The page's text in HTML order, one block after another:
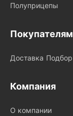
Полуприцепы
Покупателям
Доставка Подбор
Компания
О компании